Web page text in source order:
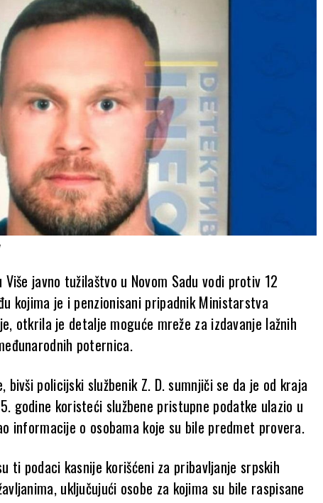
javno tužilaštvo u Novom Sadu vodi protiv 12
kojima je i penzionisani pripadnik Ministarstva
otkrila je detalje moguće mreže za izdavanje lažnih
poternica.
bivši policijski službenik Z. D. sumnjiči se da je od kraja
godine koristeći službene pristupne podatke ulazio u
informacije o osobama koje su bile predmet provera.
ti podaci kasnije korišćeni za pribavljanje srpskih
uključujući osobe za kojima su bile raspisane